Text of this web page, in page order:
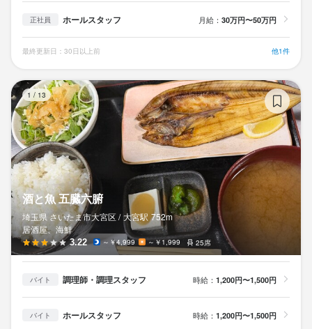
正社員 ホールスタッフ 月給： 30万円〜50万円
最終更新日：30日以上前 他1件
1 / 13
酒と魚 五臓六腑
埼玉県 さいたま市大宮区 / 大宮駅 752m
居酒屋、海鮮
3.22 ～￥4,999 ～￥1,999 25席
バイト 調理師・調理スタッフ 時給： 1,200円〜1,500円
バイト ホールスタッフ 時給： 1,200円〜1,500円
最終更新日2025/11/04